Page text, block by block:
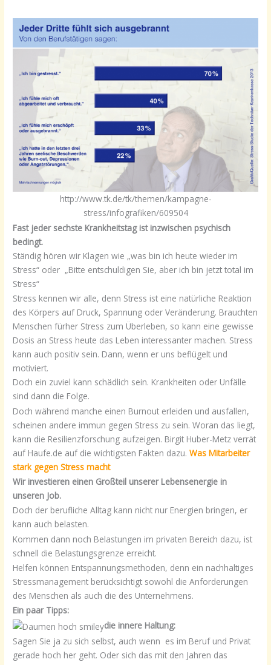
http://www.tk.de/tk/themen/kampagne-
stress/infografiken/609504
Fast jeder sechste Krankheitstag ist inzwischen psychisch
bedingt.
Ständig hören wir Klagen wie „was bin ich heute wieder im
Stress“ oder „Bitte entschuldigen Sie, aber ich bin jetzt total im
Stress“
Stress kennen wir alle, denn Stress ist eine natürliche Reaktion
des Körpers auf Druck, Spannung oder Veränderung. Brauchten
Menschen fürher Stress zum Überleben, so kann eine gewisse
Dosis an Stress heute das Leben interessanter machen. Stress
kann auch positiv sein. Dann, wenn er uns beflügelt und
motiviert.
Doch ein zuviel kann schädlich sein. Krankheiten oder Unfälle
sind dann die Folge.
Doch während manche einen Burnout erleiden und ausfallen,
scheinen andere immun gegen Stress zu sein. Woran das liegt,
kann die Resilienzforschung aufzeigen. Birgit Huber-Metz verrät
auf Haufe.de auf die wichtigsten Fakten dazu. Was Mitarbeiter
stark gegen Stress macht
Wir investieren einen Großteil unserer Lebensenergie in
unseren Job.
Doch der berufliche Alltag kann nicht nur Energien bringen, er
kann auch belasten.
Kommen dann noch Belastungen im privaten Bereich dazu, ist
schnell die Belastungsgrenze erreicht.
Helfen können Entspannungsmethoden, denn ein nachhaltiges
Stressmanagement berücksichtigt sowohl die Anforderungen
des Menschen als auch die des Unternehmens.
Ein paar Tipps:
die innere Haltung:
Sagen Sie ja zu sich selbst, auch wenn es im Beruf und Privat
gerade hoch her geht. Oder sich das mit den Jahren das